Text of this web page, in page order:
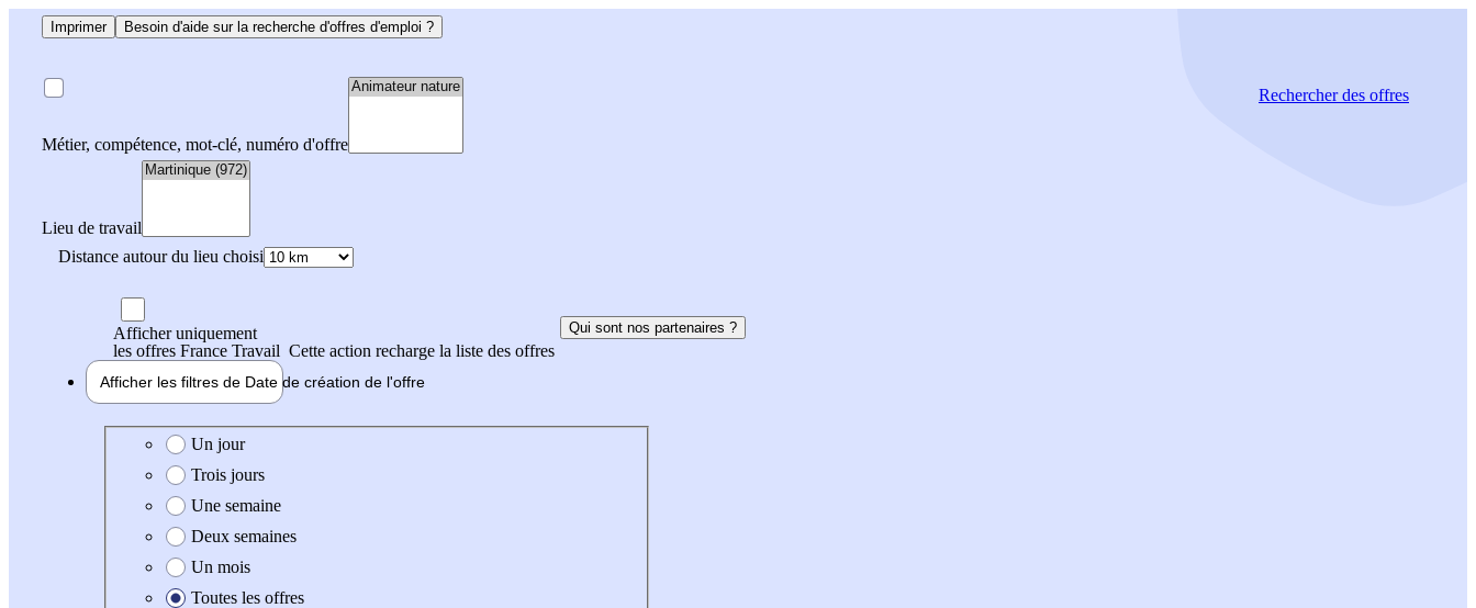
Imprimer Besoin d'aide sur la recherche d'offres d'emploi ?
Métier, compétence, mot-clé, numéro d'offre
Lieu de travail
Distance autour du lieu choisi
Rechercherdes offres
Afficher uniquement
les offres France Travail Cette action recharge la liste des offres
Qui sont nos partenaires ?
Afficher les filtres de Date de création de l'offre
Date de création de l'offre
Un jour
Trois jours
Une semaine
Deux semaines
Un mois
Toutes les offres